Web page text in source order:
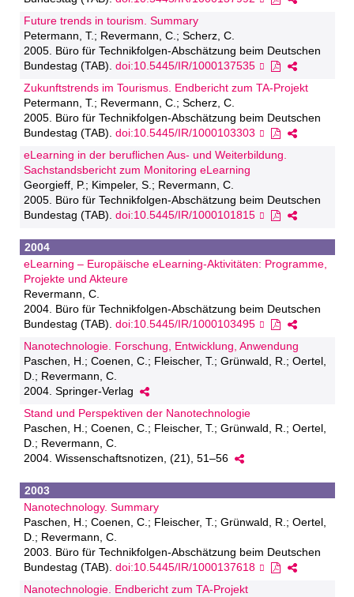
Future trends in tourism. Summary
Petermann, T.; Revermann, C.; Scherz, C.
2005. Büro für Technikfolgen-Abschätzung beim Deutschen
Bundestag (TAB). doi:10.5445/IR/1000137535
Zukunftstrends im Tourismus. Endbericht zum TA-Projekt
Petermann, T.; Revermann, C.; Scherz, C.
2005. Büro für Technikfolgen-Abschätzung beim Deutschen
Bundestag (TAB). doi:10.5445/IR/1000103303
eLearning in der beruflichen Aus- und Weiterbildung.
Sachstandsbericht zum Monitoring eLearning
Georgieff, P.; Kimpeler, S.; Revermann, C.
2005. Büro für Technikfolgen-Abschätzung beim Deutschen
Bundestag (TAB). doi:10.5445/IR/1000101815
2004
eLearning – Europäische eLearning-Aktivitäten: Programme,
Projekte und Akteure
Revermann, C.
2004. Büro für Technikfolgen-Abschätzung beim Deutschen
Bundestag (TAB). doi:10.5445/IR/1000103495
Nanotechnologie. Forschung, Entwicklung, Anwendung
Paschen, H.; Coenen, C.; Fleischer, T.; Grünwald, R.; Oertel,
D.; Revermann, C.
2004. Springer-Verlag
Stand und Perspektiven der Nanotechnologie
Paschen, H.; Coenen, C.; Fleischer, T.; Grünwald, R.; Oertel,
D.; Revermann, C.
2004. Wissenschaftsnotizen, (21), 51–56
2003
Nanotechnology. Summary
Paschen, H.; Coenen, C.; Fleischer, T.; Grünwald, R.; Oertel,
D.; Revermann, C.
2003. Büro für Technikfolgen-Abschätzung beim Deutschen
Bundestag (TAB). doi:10.5445/IR/1000137618
Nanotechnologie. Endbericht zum TA-Projekt